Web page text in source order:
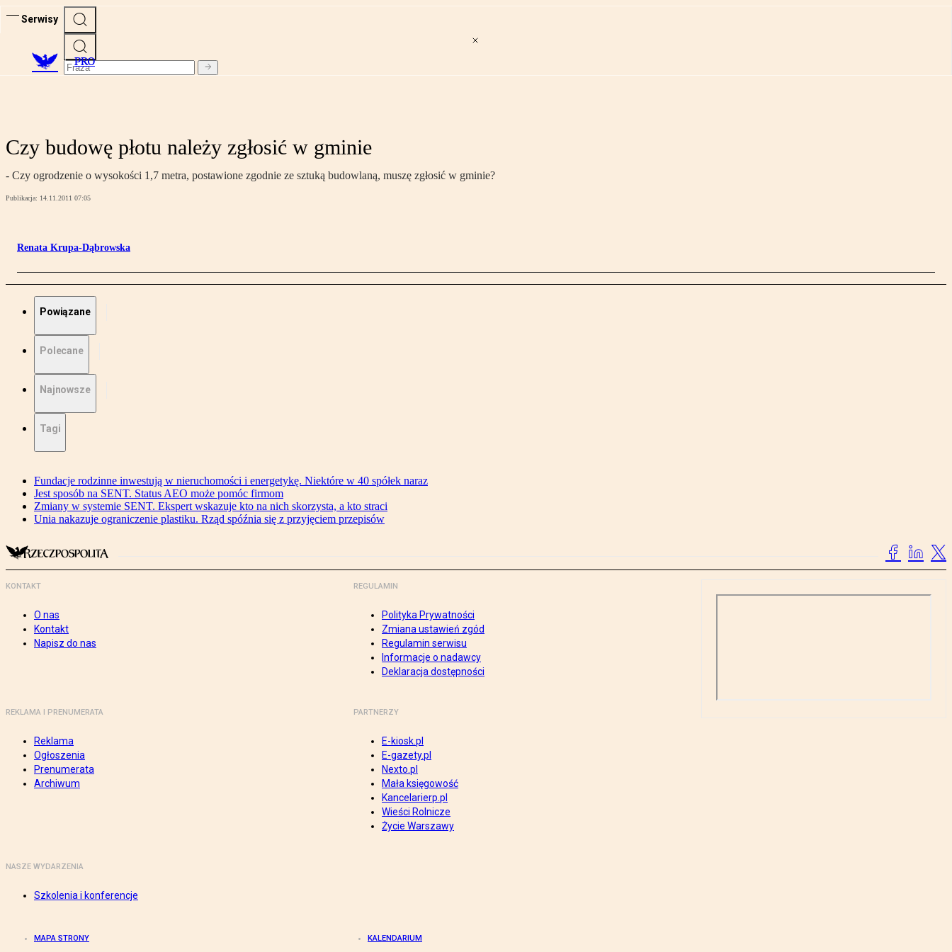
Serwisy
PRO
Czy budowę płotu należy zgłosić w gminie
- Czy ogrodzenie o wysokości 1,7 metra, postawione zgodnie ze sztuką budowlaną, muszę zgłosić w gminie?
Publikacja: 14.11.2011 07:05
Renata Krupa-Dąbrowska
Powiązane
Polecane
Najnowsze
Tagi
Fundacje rodzinne inwestują w nieruchomości i energetykę. Niektóre w 40 spółek naraz
Jest sposób na SENT. Status AEO może pomóc firmom
Zmiany w systemie SENT. Ekspert wskazuje kto na nich skorzysta, a kto straci
Unia nakazuje ograniczenie plastiku. Rząd spóźnia się z przyjęciem przepisów
KONTAKT
O nas
Kontakt
Napisz do nas
REGULAMIN
Polityka Prywatności
Zmiana ustawień zgód
Regulamin serwisu
Informacje o nadawcy
Deklaracja dostępności
REKLAMA I PRENUMERATA
Reklama
Ogłoszenia
Prenumerata
Archiwum
PARTNERZY
E-kiosk.pl
E-gazety.pl
Nexto.pl
Mała księgowość
Kancelarierp.pl
Wieści Rolnicze
Życie Warszawy
NASZE WYDARZENIA
Szkolenia i konferencje
MAPA STRONY KALENDARIUM